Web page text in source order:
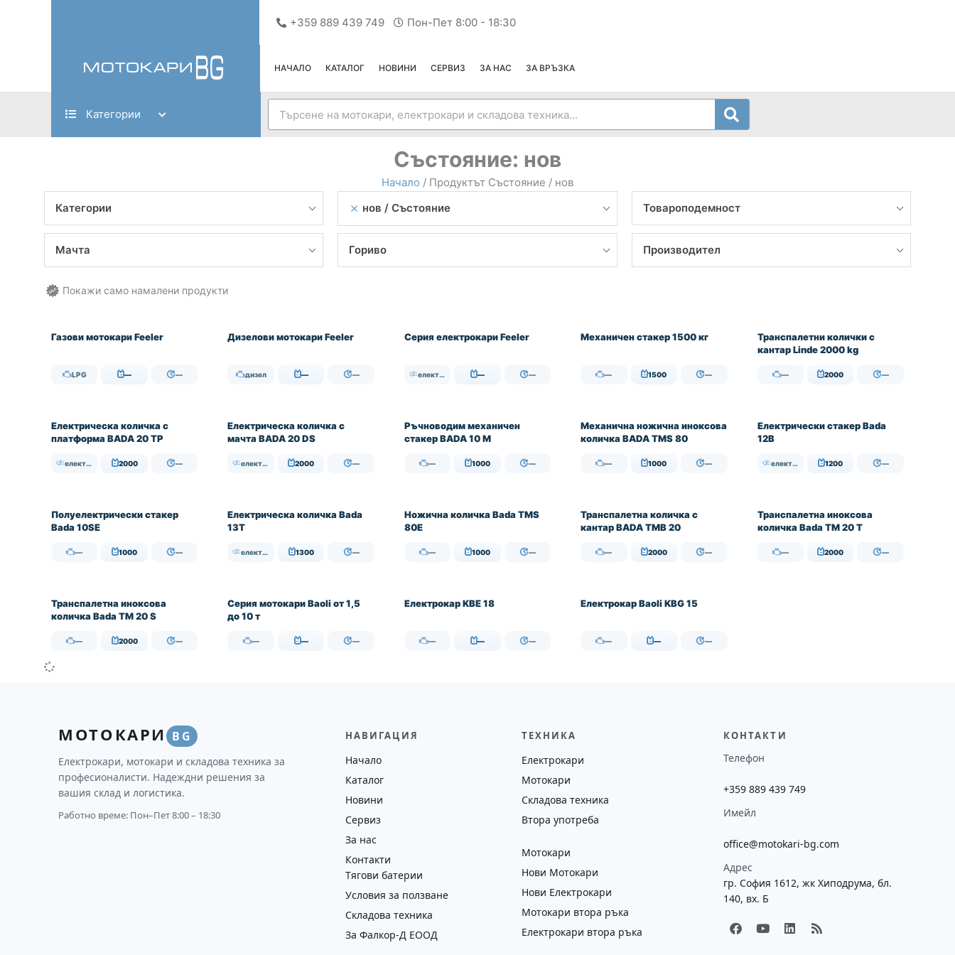
+359 889 439 749 Пон-Пет 8:00 - 18:30
НАЧАЛО КАТАЛОГ НОВИНИ СЕРВИЗ ЗА НАС ЗА ВРЪЗКА
Категории
Състояние: нов
Начало / Продуктът Състояние / нов
Категории
нов Състояние Товароподемност
Мачта Гориво Производител
Газови мотокари Feeler
LPG — —
Дизелови мотокари Feeler
дизел — —
Серия електрокари Feeler
електрически — —
Механичен стакер 1500 кг
— 1500 —
Транспалетни колички с
кантар Linde 2000 kg
— 2000 —
Електрическа количка с
платформа BADA 20 TP
електрически 2000 —
Електрическа количка с
мачта BADA 20 DS
електрически 2000 —
Ръчноводим механичен
стакер BADA 10 M
— 1000 —
Механична ножична иноксова
количка BADA TMS 80
— 1000 —
Електрически стакер Bada
12B
електрически 1200 —
Полуелектрически стакер
Bada 10SE
— 1000 —
Електрическа количка Bada
13T
електрически 1300 —
Ножична количка Bada TMS
80E
— 1000 —
Транспалетна количка с
кантар BADA TMB 20
— 2000 —
Транспалетна иноксова
количка Bada TM 20 T
— 2000 —
Транспалетна иноксова
количка Bada TM 20 S
— 2000 —
Серия мотокари Baoli от 1,5
до 10 т
— — —
Електрокар KBE 18
— — —
Електрокар Baoli KBG 15
— — —
МОТОКАРИ BG
Електрокари, мотокари и складова техника за
професионалисти. Надеждни решения за
вашия склад и логистика.
Работно време: Пон–Пет 8:00 – 18:30
НАВИГАЦИЯ
Начало
Каталог
Новини
Сервиз
За нас
Контакти
Тягови батерии
Условия за ползване
Складова техника
За Фалкор-Д ЕООД
ТЕХНИКА
Електрокари
Мотокари
Складова техника
Втора употреба
Мотокари
Нови Мотокари
Нови Електрокари
Мотокари втора ръка
Електрокари втора ръка
КОНТАКТИ
Телефон
+359 889 439 749
Имейл
office@motokari-bg.com
Адрес
гр. София 1612, жк Хиподрума, бл.
140, вх. Б
F
a
Y
o
L
i
R
s